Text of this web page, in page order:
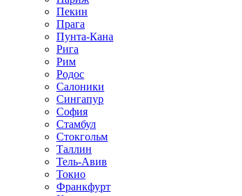
Пекин
Прага
Пунта-Кана
Рига
Рим
Родос
Салоники
Сингапур
София
Стамбул
Стокгольм
Таллин
Тель-Авив
Токио
Франкфурт